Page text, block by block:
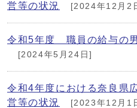
営等の状況
[2024年12月2
令和5年度 職員の給与の
[2024年5月24日]
令和4年度における奈良県
営等の状況
[2023年12月1